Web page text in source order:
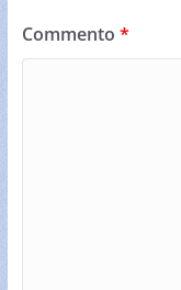
Commento *